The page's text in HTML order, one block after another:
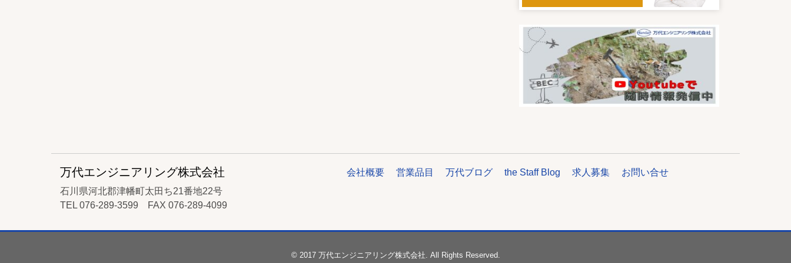
万代エンジニアリング株式会社
石川県河北郡津幡町太田ち21番地22号
TEL 076-289-3599 FAX 076-289-4099
会社概要 営業品目 万代ブログ the Staff Blog 求人募集 お問い合せ
© 2017 万代エンジニアリング株式会社. All Rights Reserved.